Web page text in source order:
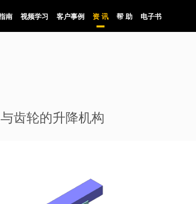
南 视频学习 客户事例 资 讯 帮 助 电子书
齿轮的升降机构